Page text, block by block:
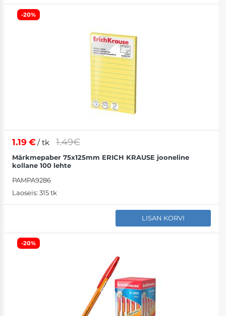
-20%
1.19 €/ tk 1.49€
Märkmepaber 75x125mm ERICH KRAUSE jooneline
kollane 100 lehte
PAMPA9286
Laoseis: 315 tk
LISAN KORVI
-20%